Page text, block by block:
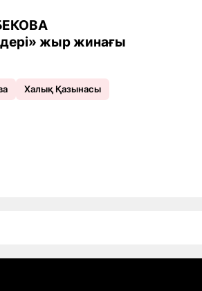
жыр жинағы
Халық Қазынасы